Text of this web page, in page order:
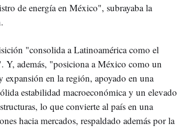
de energía en México", subrayaba la
"consolida a Latinoamérica como el
además, "posiciona a México como un
expansión en la región, apoyado en una
estabilidad macroeconómica y un elevado
lo que convierte al país en una
hacia mercados, respaldado además por la